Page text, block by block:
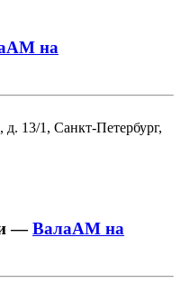
на
д. 13/1 , Санкт-Петербург,
—ВалаАМ на